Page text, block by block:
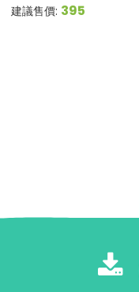
建議售價: 395